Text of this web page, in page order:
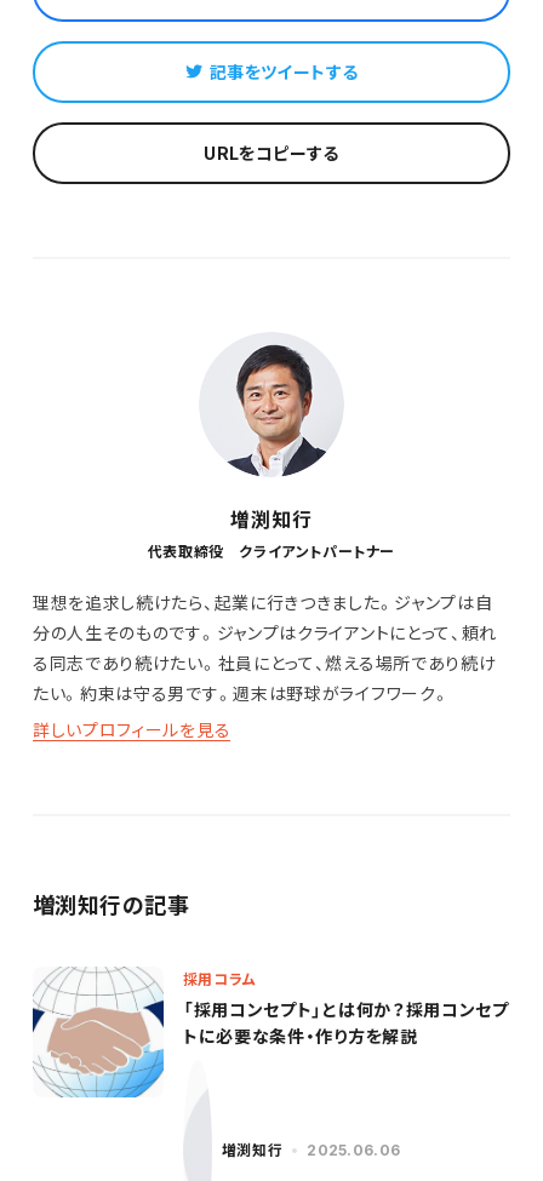
記事をツイートする
URLをコピーする
増渕知行
代表取締役 クライアントパートナー
理想を追求し続けたら、起業に行きつきました。ジャンプは自
分の人生そのものです。ジャンプはクライアントにとって、頼れ
る同志であり続けたい。社員にとって、燃える場所であり続け
たい。約束は守る男です。週末は野球がライフワーク。
詳しいプロフィールを見る
増渕知行の記事
採用コラム
「採用コンセプト」とは何か？採用コンセプ
トに必要な条件・作り方を解説
増渕知行 2025.06.06